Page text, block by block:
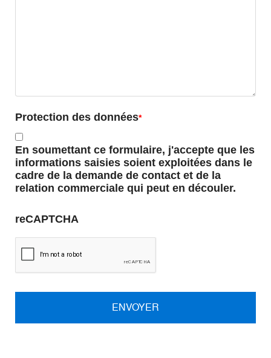
Protection des données
En soumettant ce formulaire, j'accepte que les
informations saisies soient exploitées dans le
cadre de la demande de contact et de la
relation commerciale qui peut en découler.
reCAPTCHA
ENVOYER